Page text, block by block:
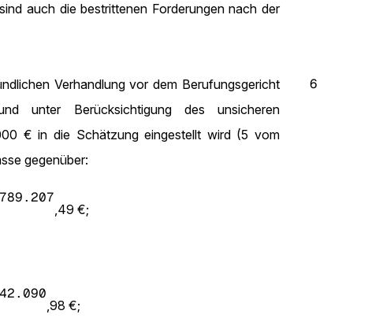
auch die bestrittenen Forderungen nach der
6
Verhandlung vor dem Berufungsgericht
unter Berücksichtigung des unsicheren
€ in die Schätzung eingestellt wird (5 vom
gegenüber:
789.207
,49 €;
42.090
,98 €;